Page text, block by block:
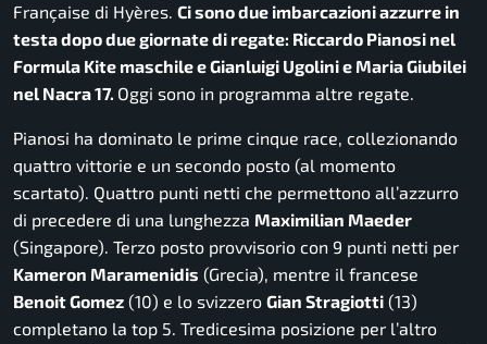
Française di Hyères. Ci sono due imbarcazioni azzurre in
testa dopo due giornate di regate: Riccardo Pianosi nel
Formula Kite maschile e Gianluigi Ugolini e Maria Giubilei
nel Nacra 17. Oggi sono in programma altre regate.
Pianosi ha dominato le prime cinque race, collezionando
quattro vittorie e un secondo posto (al momento
scartato). Quattro punti netti che permettono all’azzurro
di precedere di una lunghezza Maximilian Maeder
(Singapore). Terzo posto provvisorio con 9 punti netti per
Kameron Maramenidis (Grecia), mentre il francese
Benoit Gomez (10) e lo svizzero Gian Stragiotti (13)
completano la top 5. Tredicesima posizione per l’altro